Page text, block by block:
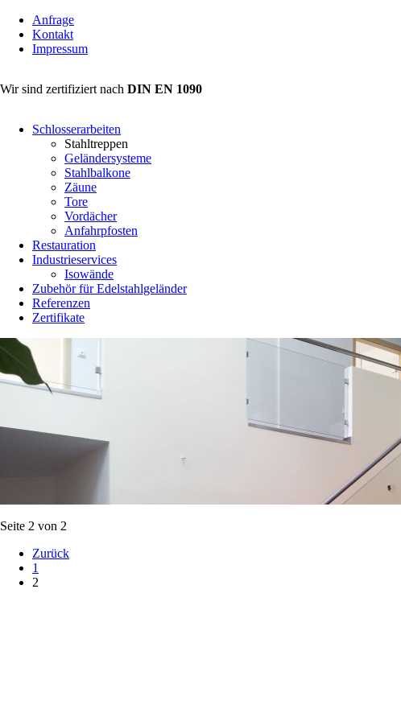
Anfrage
Kontakt
Impressum
Wir sind zertifiziert nach DIN EN 1090
Schlosserarbeiten
Stahltreppen
Geländersysteme
Stahlbalkone
Zäune
Tore
Vordächer
Anfahrpfosten
Restauration
Industrieservices
Isowände
Zubehör für Edelstahlgeländer
Referenzen
Zertifikate
Seite 2 von 2
Zurück
1
2